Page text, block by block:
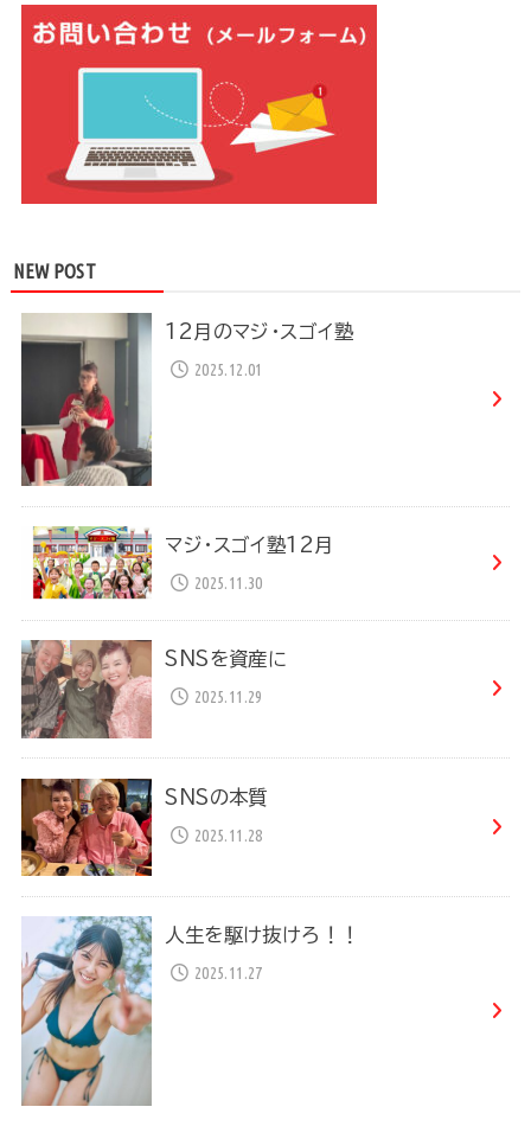
NEW POST
12月のマジ・スゴイ塾
2025.12.01
マジ・スゴイ塾12月
2025.11.30
SNSを資産に
2025.11.29
SNSの本質
2025.11.28
人生を駆け抜けろ！！
2025.11.27